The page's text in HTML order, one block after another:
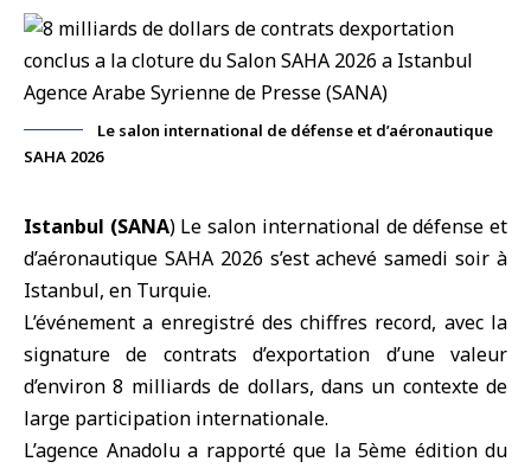
Le salon international de défense et d’aéronautique
SAHA 2026
Istanbul (SANA) Le salon international de défense et
d’aéronautique SAHA2026 s’est achevé samedi soir à
Istanbul, en Turquie.
L’événement a enregistré des chiffres record, avec la
signature de contrats d’exportation d’une valeur
d’environ 8 milliards de dollars, dans un contexte de
large participation internationale.
L’agence Anadolu a rapporté que la 5ème édition du